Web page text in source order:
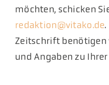
möchten, schicken
redaktion@vitako.de
Zeitschrift
und Angaben zu